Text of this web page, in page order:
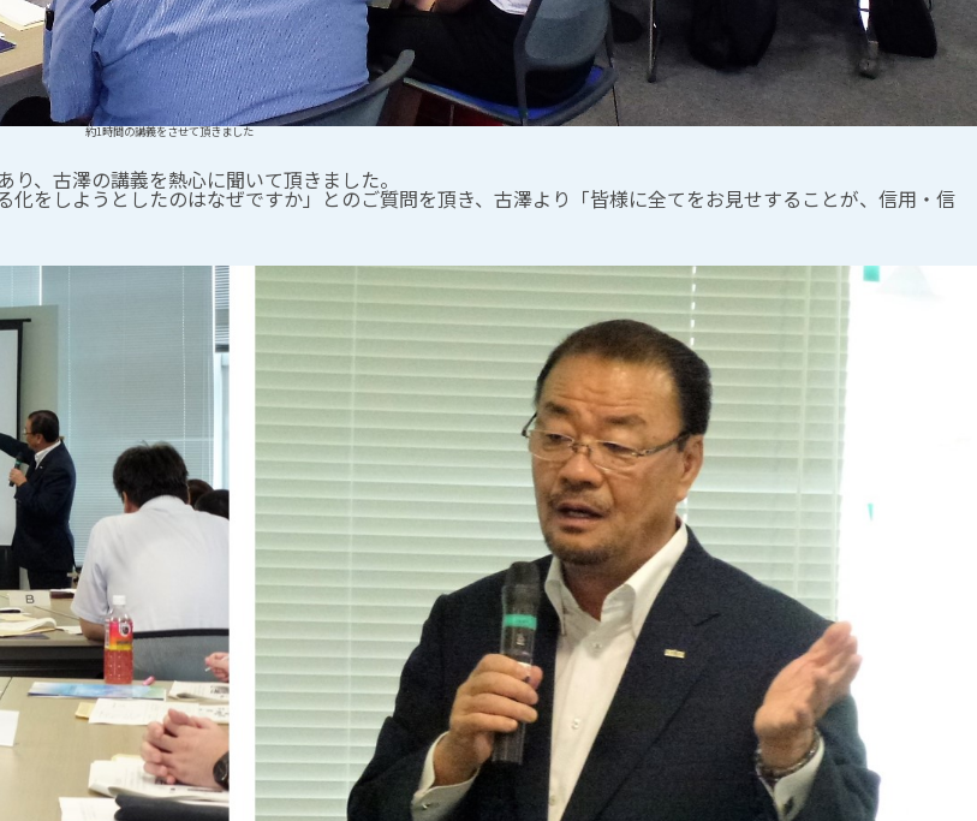
約1時間の講義をさせて頂きました
、古澤の講義を熱心に聞いて頂きました。
をしようとしたのはなぜですか」とのご質問を頂き、古澤より「皆様に全てをお見せすることが、信用・信